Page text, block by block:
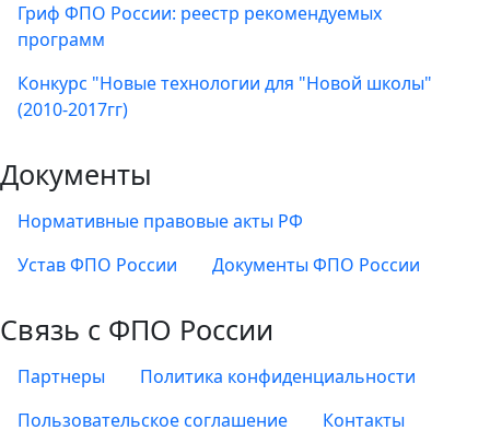
Гриф ФПО России: реестр рекомендуемых
программ
Конкурс "Новые технологии для "Новой школы"
(2010-2017гг)
Документы
Нормативные правовые акты РФ
Устав ФПО России
Документы ФПО России
Связь с ФПО России
Партнеры
Политика конфиденциальности
Пользовательское соглашение
Контакты